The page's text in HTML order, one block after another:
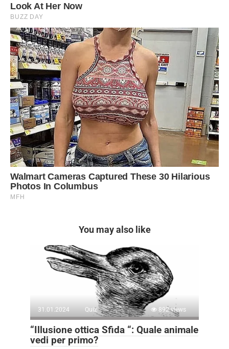
You may also like
31.01.2024 Quiz 892 views
“Illusione ottica Sfida “: Quale animale
vedi per primo?